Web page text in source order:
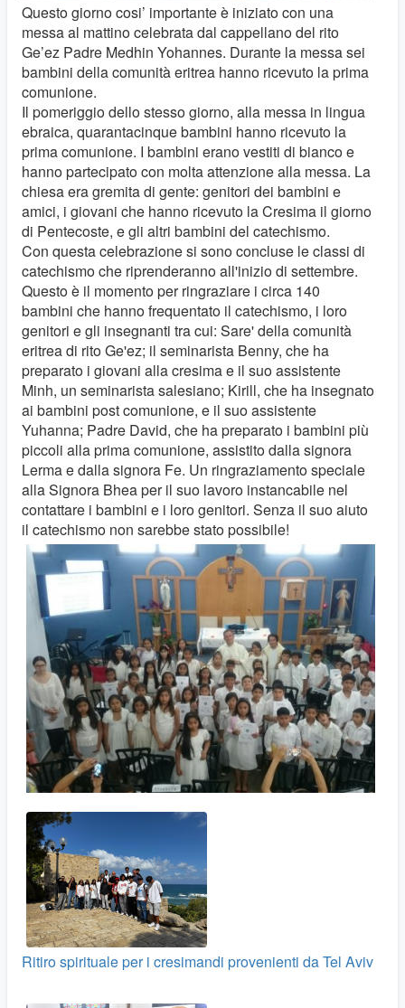
Questo giorno cosi’ importante è iniziato con una
messa al mattino celebrata dal cappellano del rito
Ge’ez Padre Medhin Yohannes. Durante la messa sei
bambini della comunità eritrea hanno ricevuto la prima
comunione.
Il pomeriggio dello stesso giorno, alla messa in lingua
ebraica, quarantacinque bambini hanno ricevuto la
prima comunione. I bambini erano vestiti di bianco e
hanno partecipato con molta attenzione alla messa. La
chiesa era gremita di gente: genitori dei bambini e
amici, i giovani che hanno ricevuto la Cresima il giorno
di Pentecoste, e gli altri bambini del catechismo.
Con questa celebrazione si sono concluse le classi di
catechismo che riprenderanno all'inizio di settembre.
Questo è il momento per ringraziare i circa 140
bambini che hanno frequentato il catechismo, i loro
genitori e gli insegnanti tra cui: Sare' della comunità
eritrea di rito Ge'ez; il seminarista Benny, che ha
preparato i giovani alla cresima e il suo assistente
Minh, un seminarista salesiano; Kirill, che ha insegnato
ai bambini post comunione, e il suo assistente
Yuhanna; Padre David, che ha preparato i bambini più
piccoli alla prima comunione, assistito dalla signora
Lerma e dalla signora Fe. Un ringraziamento speciale
alla Signora Bhea per il suo lavoro instancabile nel
contattare i bambini e i loro genitori. Senza il suo aiuto
il catechismo non sarebbe stato possibile!
Ritiro spirituale per i cresimandi provenienti da Tel Aviv